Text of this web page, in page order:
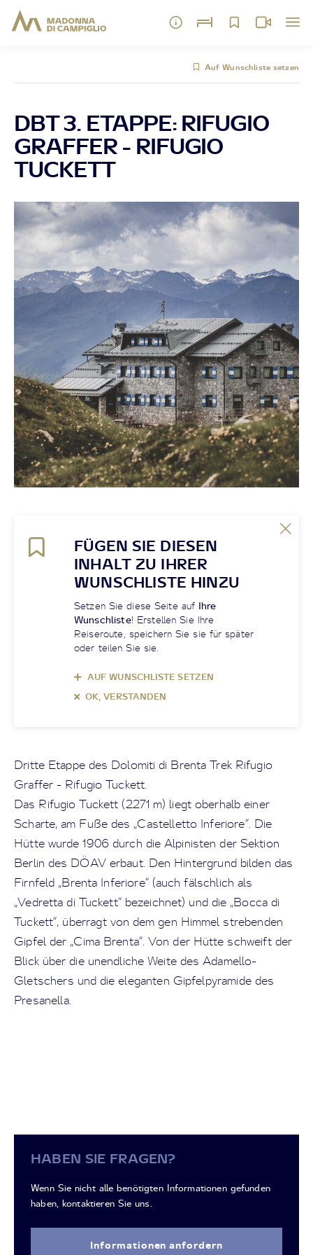
Auf Wunschliste setzen
DBT 3. ETAPPE: RIFUGIO
GRAFFER - RIFUGIO
TUCKETT
FÜGEN SIE DIESEN
INHALT ZU IHRER
WUNSCHLISTE HINZU
Setzen Sie diese Seite auf Ihre
Wunschliste! Erstellen Sie Ihre
Reiseroute, speichern Sie sie für später
oder teilen Sie sie.
AUF WUNSCHLISTE SETZEN
OK, VERSTANDEN
Dritte Etappe des Dolomiti di Brenta Trek Rifugio
Graffer - Rifugio Tuckett.
Das Rifugio Tuckett (2271 m) liegt oberhalb einer
Scharte, am Fuße des „Castelletto Inferiore“. Die
Hütte wurde 1906 durch die Alpinisten der Sektion
Berlin des DÖAV erbaut. Den Hintergrund bilden das
Firnfeld „Brenta Inferiore“ (auch fälschlich als
„Vedretta di Tuckett“ bezeichnet) und die „Bocca di
Tuckett“, überragt von dem gen Himmel strebenden
Gipfel der „Cima Brenta“. Von der Hütte schweift der
Blick über die unendliche Weite des Adamello-
Gletschers und die eleganten Gipfelpyramide des
Presanella.
HABEN SIE FRAGEN?
Wenn Sie nicht alle benötigten Informationen gefunden
haben, kontaktieren Sie uns.
Informationen anfordern